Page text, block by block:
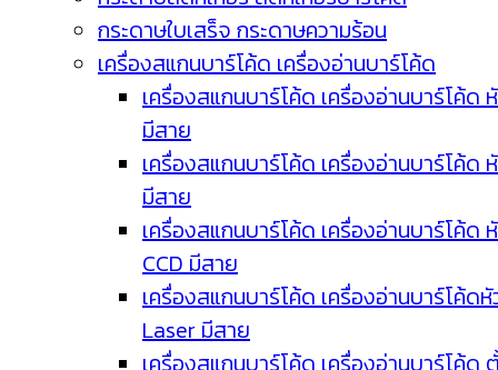
กระดาษใบเสร็จ กระดาษความร้อน
เครื่องสแกนบาร์โค้ด เครื่องอ่านบาร์โค้ด
เครื่องสแกนบาร์โค้ด เครื่องอ่านบาร์โค้ด
มีสาย
เครื่องสแกนบาร์โค้ด เครื่องอ่านบาร์โค้ด
มีสาย
เครื่องสแกนบาร์โค้ด เครื่องอ่านบาร์โค้ด
CCD มีสาย
เครื่องสแกนบาร์โค้ด เครื่องอ่านบาร์โค้ด
Laser มีสาย
เครื่องสแกนบาร์โค้ด เครื่องอ่านบาร์โค้ด